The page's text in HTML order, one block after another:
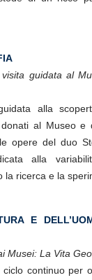
guidata al
alla
al Museo e
opere del duo
alla
la ricerca e la
E
Musei: La Vita
continuo per